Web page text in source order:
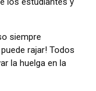
siempre
rajar! Todos
la huelga en la